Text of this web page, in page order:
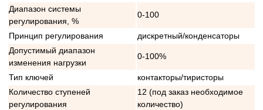
Диапазон системы
регулирования, %
0-100
Принцип регулирования
дискретный/конденсаторы
Допустимый диапазон
изменения нагрузки
0-100%
Тип ключей
контакторы/тиристоры
Количество ступеней
регулирования
12 (под заказ необходимое
количество)